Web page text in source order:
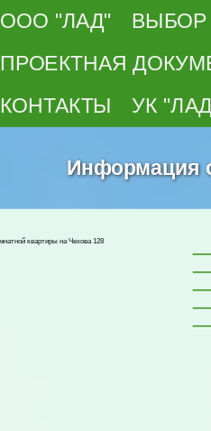
ООО "ЛАД" ВЫБОР
ПРОЕКТНАЯ
КОНТАКТЫ УК
Информация